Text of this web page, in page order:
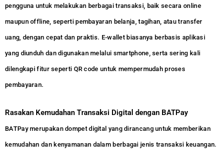
pengguna untuk melakukan berbagai transaksi, baik secara online
maupun offline, seperti pembayaran belanja, tagihan, atau transfer
uang, dengan cepat dan praktis. E-wallet biasanya berbasis aplikasi
yang diunduh dan digunakan melalui smartphone, serta sering kali
dilengkapi fitur seperti QR code untuk mempermudah proses
pembayaran.
Rasakan Kemudahan Transaksi Digital dengan BATPay
BATPay merupakan dompet digital yang dirancang untuk memberikan
kemudahan dan kenyamanan dalam berbagai jenis transaksi keuangan.